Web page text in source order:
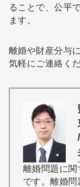
ることで、公平
ます。
離婚や財産分与
気軽にご連絡くだ
離婚問題に
です。離婚